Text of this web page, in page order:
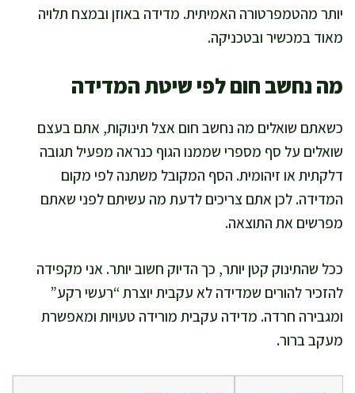
יותר מהטמפרטורה האמיתית. מדידה באוזן ובמצח תלויה
מאוד במכשיר ובטכניקה.
מה נחשב חום לפי שיטת המדידה
כשאתם שואלים מה נחשב חום אצל תינוקות, אתם בעצם
שואלים על סף מספרי שממנו הגוף כנראה מפעיל תגובה
דלקתית או זיהומית. הסף המקובל משתנה לפי מקום
המדידה. לכן אתם צריכים לדעת מה עשיתם לפני שאתם
מפרשים את התוצאה.
ככל שהתינוק קטן יותר, כך הדיוק חשוב יותר. אני מקפידה
להזכיר להורים שמדידה לא עקבית יוצרת “רעשי רקע”
ומגבירה חרדה. מדידה עקבית מורידה טעויות ומאפשרת
מעקב ברור.